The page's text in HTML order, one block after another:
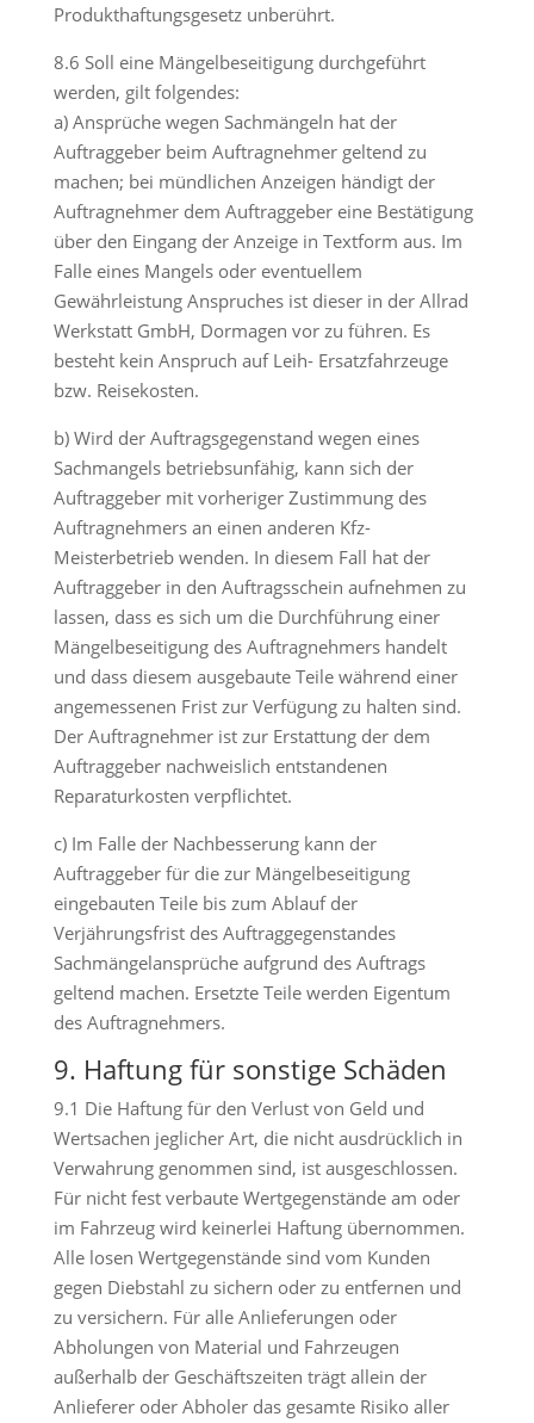
Produkthaftungsgesetz unberührt.
8.6 Soll eine Mängelbeseitigung durchgeführt
werden, gilt folgendes:
a) Ansprüche wegen Sachmängeln hat der
Auftraggeber beim Auftragnehmer geltend zu
machen; bei mündlichen Anzeigen händigt der
Auftragnehmer dem Auftraggeber eine Bestätigung
über den Eingang der Anzeige in Textform aus. Im
Falle eines Mangels oder eventuellem
Gewährleistung Anspruches ist dieser in der Allrad
Werkstatt GmbH, Dormagen vor zu führen. Es
besteht kein Anspruch auf Leih- Ersatzfahrzeuge
bzw. Reisekosten.
b) Wird der Auftragsgegenstand wegen eines
Sachmangels betriebsunfähig, kann sich der
Auftraggeber mit vorheriger Zustimmung des
Auftragnehmers an einen anderen Kfz-
Meisterbetrieb wenden. In diesem Fall hat der
Auftraggeber in den Auftragsschein aufnehmen zu
lassen, dass es sich um die Durchführung einer
Mängelbeseitigung des Auftragnehmers handelt
und dass diesem ausgebaute Teile während einer
angemessenen Frist zur Verfügung zu halten sind.
Der Auftragnehmer ist zur Erstattung der dem
Auftraggeber nachweislich entstandenen
Reparaturkosten verpflichtet.
c) Im Falle der Nachbesserung kann der
Auftraggeber für die zur Mängelbeseitigung
eingebauten Teile bis zum Ablauf der
Verjährungsfrist des Auftraggegenstandes
Sachmängelansprüche aufgrund des Auftrags
geltend machen. Ersetzte Teile werden Eigentum
des Auftragnehmers.
9. Haftung für sonstige Schäden
9.1 Die Haftung für den Verlust von Geld und
Wertsachen jeglicher Art, die nicht ausdrücklich in
Verwahrung genommen sind, ist ausgeschlossen.
Für nicht fest verbaute Wertgegenstände am oder
im Fahrzeug wird keinerlei Haftung übernommen.
Alle losen Wertgegenstände sind vom Kunden
gegen Diebstahl zu sichern oder zu entfernen und
zu versichern. Für alle Anlieferungen oder
Abholungen von Material und Fahrzeugen
außerhalb der Geschäftszeiten trägt allein der
Anlieferer oder Abholer das gesamte Risiko aller